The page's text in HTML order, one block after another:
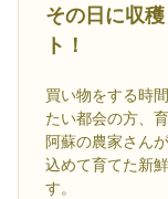
その日に収
ト！
買い物をする時
たい都会の方、
阿蘇の農家さん
込めて育てた新
す。